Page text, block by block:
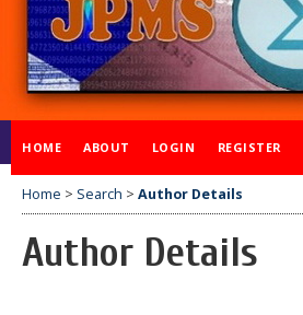
HOME ABOUT LOGIN REGISTER
Home > Search > Author Details
Author Details